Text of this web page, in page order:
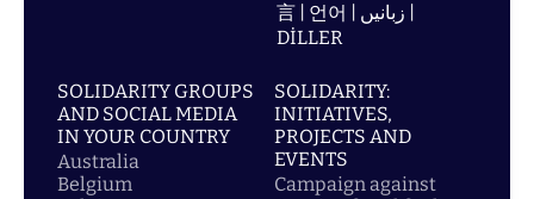
言 | 언어 | زبانیں |
DİLLER
SOLIDARITY GROUPS
AND SOCIAL MEDIA
IN YOUR COUNTRY
Australia
Belgium
SOLIDARITY:
INITIATIVES,
PROJECTS AND
EVENTS
Campaign against